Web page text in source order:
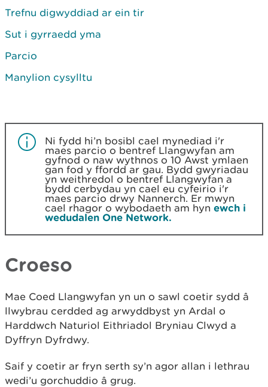
Trefnu digwyddiad ar ein tir
Sut i gyrraedd yma
Parcio
Manylion cysylltu
Ni fydd hi’n bosibl cael mynediad i'r
maes parcio o bentref Llangwyfan am
gyfnod o naw wythnos o 10 Awst ymlaen
gan fod y ffordd ar gau. Bydd gwyriadau
yn weithredol o bentref Llangwyfan a
bydd cerbydau yn cael eu cyfeirio i'r
maes parcio drwy Nannerch. Er mwyn
cael rhagor o wybodaeth am hyn ewch i
wedudalen One Network.
Croeso
Mae Coed Llangwyfan yn un o sawl coetir sydd â
llwybrau cerdded ag arwyddbyst yn Ardal o
Harddwch Naturiol Eithriadol Bryniau Clwyd a
Dyffryn Dyfrdwy.
Saif y coetir ar fryn serth sy’n agor allan i lethrau
wedi’u gorchuddio â grug.